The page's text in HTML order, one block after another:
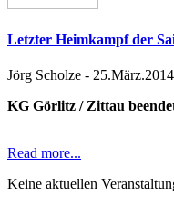
Letzter Heimkampf der
Jörg Scholze - 25.März.2014
KG Görlitz / Zittau
Read more...
Keine aktuellen